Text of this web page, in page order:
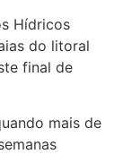
Hídricos
do litoral
final de
mais de